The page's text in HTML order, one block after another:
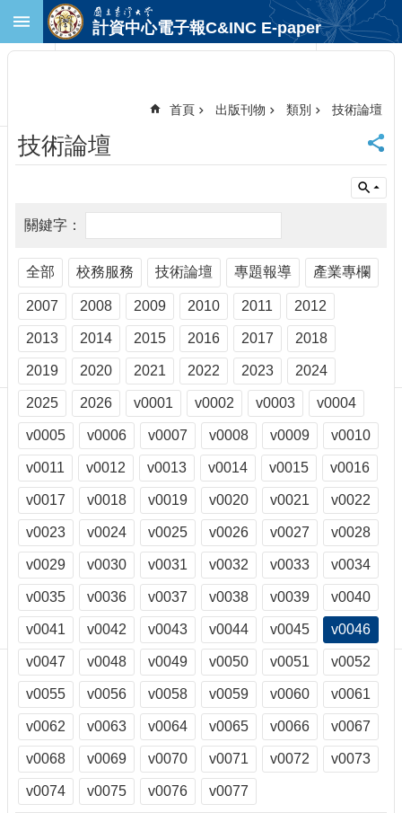
跳到主要內容區塊
首
頁
首
計
中
首
頁
聯
絡
資
訊
訂
閱/
取
消
網
站
導
覽
最
新
消
息
關
於
我
們
出
版
計資中心電子報C&INC E-paper
首頁 出版刊物 類別 技術論壇
技術論壇
全部 校務服務 技術論壇 專題報導 產業專欄
2007 2008 2009 2010 2011 2012
2013 2014 2015 2016 2017 2018
2019 2020 2021 2022 2023 2024
2025 2026 v0001 v0002 v0003 v0004
v0005 v0006 v0007 v0008 v0009 v0010
v0011 v0012 v0013 v0014 v0015 v0016
v0017 v0018 v0019 v0020 v0021 v0022
v0023 v0024 v0025 v0026 v0027 v0028
v0029 v0030 v0031 v0032 v0033 v0034
v0035 v0036 v0037 v0038 v0039 v0040
v0041 v0042 v0043 v0044 v0045 v0046
v0047 v0048 v0049 v0050 v0051 v0052
v0055 v0056 v0058 v0059 v0060 v0061
v0062 v0063 v0064 v0065 v0066 v0067
v0068 v0069 v0070 v0071 v0072 v0073
v0074 v0075 v0076 v0077